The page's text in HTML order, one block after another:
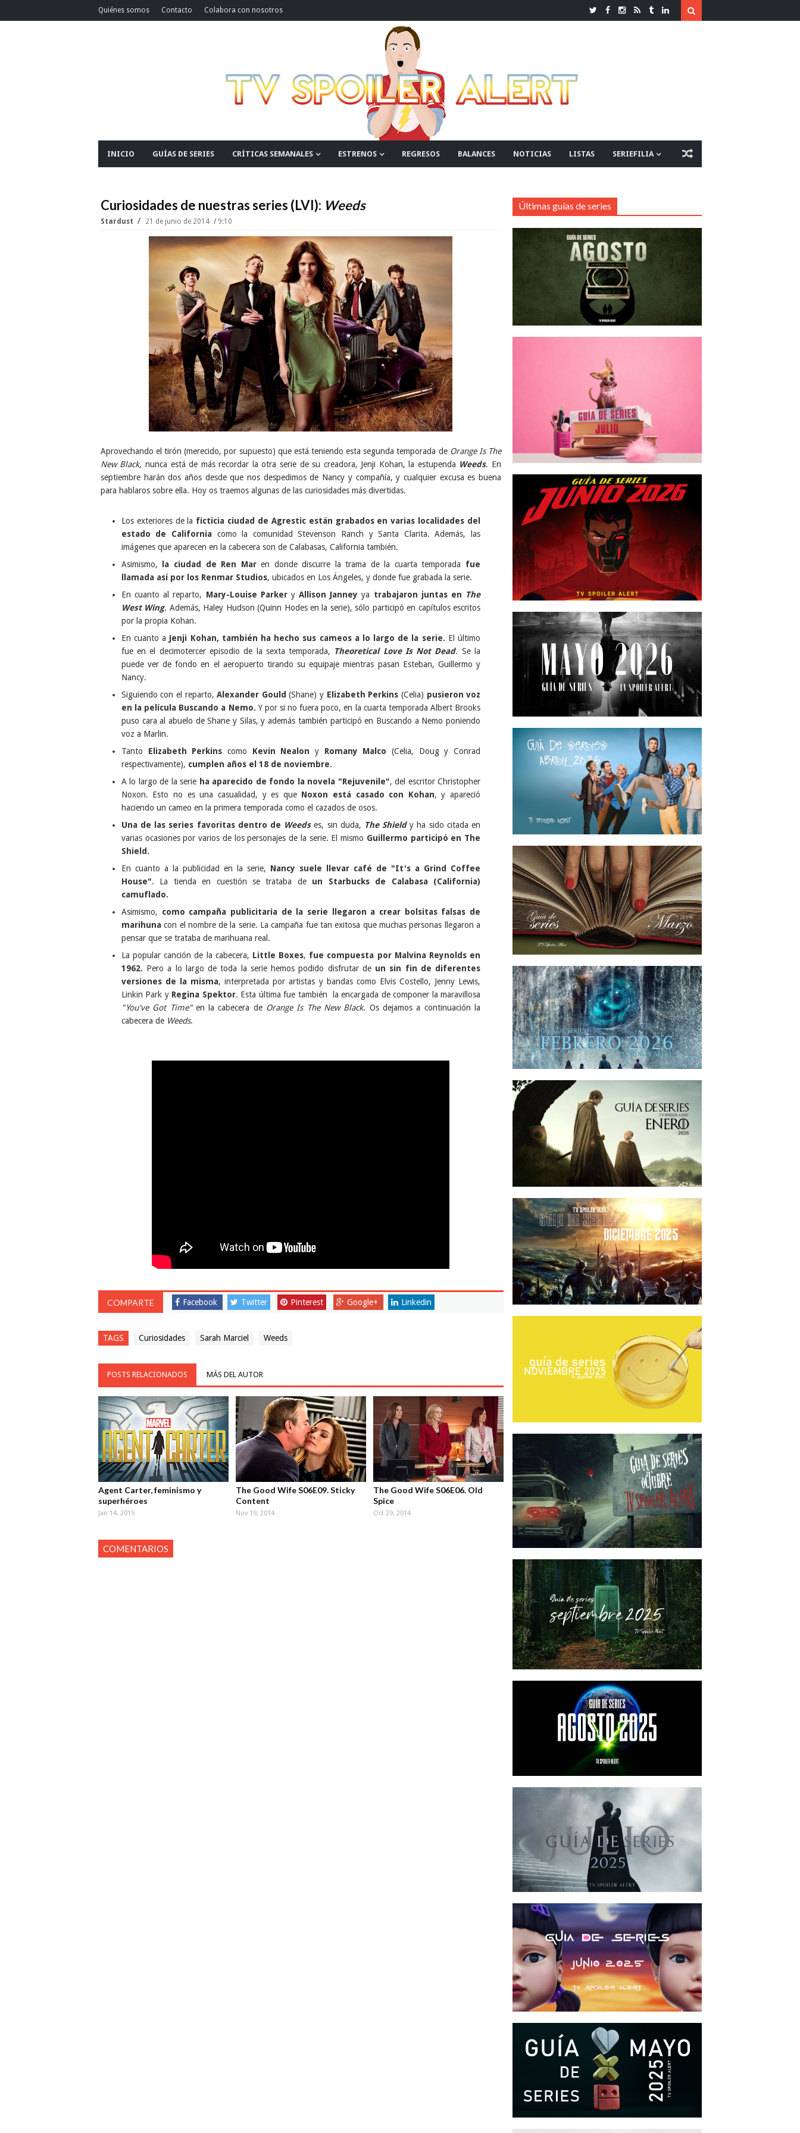
Quiénes somos Contacto Colabora con nosotros
INICIO GUÍAS DE SERIES CRÍTICAS SEMANALES ESTRENOS REGRESOS BALANCES NOTICIAS LISTAS SERIEFILIA
Curiosidades de nuestras series (LVI): Weeds
Stardust 21 de junio de 2014 9:10
Aprovechando el tirón (merecido, por supuesto) que está teniendo esta segunda temporada de Orange Is The
New Black, nunca está de más recordar la otra serie de su creadora, Jenji Kohan, la estupenda Weeds. En
septiembre harán dos años desde que nos despedimos de Nancy y compañía, y cualquier excusa es buena
para hablaros sobre ella. Hoy os traemos algunas de las curiosidades más divertidas.
Los exteriores de la ficticia ciudad de Agrestic están grabados en varias localidades del
estado de California como la comunidad Stevenson Ranch y Santa Clarita. Además, las
imágenes que aparecen en la cabecera son de Calabasas, California también.
Asimismo, la ciudad de Ren Maren donde discurre la trama de la cuarta temporada fue
llamada así por los Renmar Studios, ubicados en Los Ángeles, y donde fue grabada la serie.
En cuanto al reparto, Mary-Louise ParkeryAllison Janney ya trabajaron juntas en The
West Wing. Además, Haley Hudson (Quinn Hodes en la serie), sólo participó en capítulos escritos
por la propia Kohan.
En cuanto a Jenji Kohan, también ha hecho sus cameos a lo largo de la serie. El último
fue en el decimotercer episodio de la sexta temporada, Theoretical Love Is Not Dead. Se la
puede ver de fondo en el aeropuerto tirando su equipaje mientras pasan Esteban, Guillermo y
Nancy.
Siguiendo con el reparto, Alexander Gould (Shane) y Elizabeth Perkins (Celia) pusieron voz
en la película Buscando a Nemo. Y por si no fuera poco, en la cuarta temporada Albert Brooks
puso cara al abuelo de Shane y Silas, y además también participó en Buscando a Nemo poniendo
voz a Marlin.
Tanto Elizabeth Perkins como Kevin Nealon y Romany Malco (Celia, Doug y Conrad
respectivamente), cumplen años el 18 de noviembre.
A lo largo de la serie ha aparecido de fondo la novela "Rejuvenile", del escritor Christopher
Noxon. Esto no es una casualidad, y es queNoxon está casado con Kohan, y apareció
haciendo un cameo en la primera temporada como el cazados de osos.
Una de las series favoritas dentro de Weeds es, sin duda, The Shieldy ha sido citada en
varias ocasiones por varios de los personajes de la serie. El mismo Guillermo participó en The
Shield.
En cuanto a la publicidad en la serie, Nancy suele llevar café de "It's a Grind Coffee
House". La tienda en cuestión se trataba de un Starbucks de Calabasa (California)
camuflado.
Asimismo, como campaña publicitaria de la serie llegaron a crear bolsitas falsas de
marihunacon el nombre de la serie. La campaña fue tan exitosa que muchas personas llegaron a
pensar que se trataba de marihuana real.
La popular canción de la cabecera, Little Boxes, fue compuesta por Malvina Reynolds en
1962. Pero a lo largo de toda la serie hemos podido disfrutar de un sin fin de diferentes
versiones de la misma, interpretada por artistas y bandas como Elvis Costello, Jenny Lewis,
Linkin Park y Regina Spektor. Esta última fue también la encargada de componer la maravillosa
"You've Got Time"en la cabecera deOrange Is The New Black. Os dejamos a continuación la
cabecera de Weeds.
COMPARTE Facebook Twitter Pinterest Google+ Linkedin
TAGS Curiosidades Sarah Marciel Weeds
POSTS RELACIONADOS MÁS DEL AUTOR
Agent Carter, feminismo y
superhéroes
Jan 14, 2015
The Good Wife S06E09. Sticky
Content
Nov 19, 2014
The Good Wife S06E06. Old
Spice
Oct 29, 2014
COMENTARIOS
Últimas guías de series